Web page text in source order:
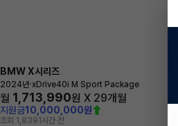
BMW X시리즈
2024년·xDrive40i M Sport Package
월 1,713,990원 X 29개월
지원금10,000,000원
조회 1,8391시간 전